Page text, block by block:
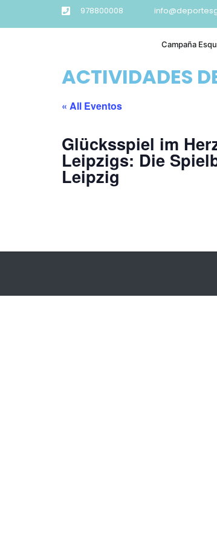
978800008
Campaña
ACTIVIDADES
« All Eventos
Glücksspiel im
Leipzigs: Die
Leipzig